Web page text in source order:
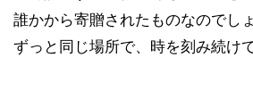
誰かから寄贈されたものなのでし
ずっと同じ場所で、時を刻み続け